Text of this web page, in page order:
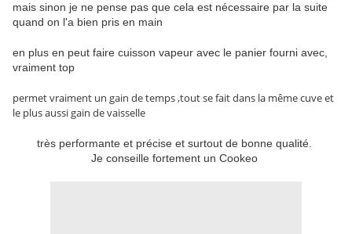
mais sinon je ne pense pas que cela est nécessaire par la suite
quand on l'a bien pris en main
en plus en peut faire cuisson vapeur avec le panier fourni avec,
vraiment top
permet vraiment un gain de temps ,tout se fait dans la même cuve et
le plus aussi gain de vaisselle
très performante et précise et surtout de bonne qualité.
Je conseille fortement un Cookeo